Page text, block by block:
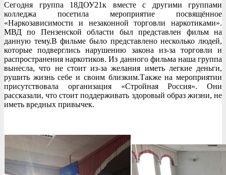
Сегодня группа 18ДОУ21к вместе с другими группами
колледжа посетила мероприятие посвящённое
«Наркозависимости и незаконной торговли наркотиками».
МВД по Пензенской области был представлен фильм на
данную тему.В фильме было представлено несколько людей,
которые подверглись нарушению закона из-за торговли и
распространения наркотиков. Из данного фильма наша группа
вынесла, что не стоит из-за желания иметь легкие деньги,
рушить жизнь себе и своим близким.Также на мероприятии
присутствовала организация «Стройная Россия». Они
рассказали, что стоит поддерживать здоровый образ жизни, не
иметь вредных привычек.